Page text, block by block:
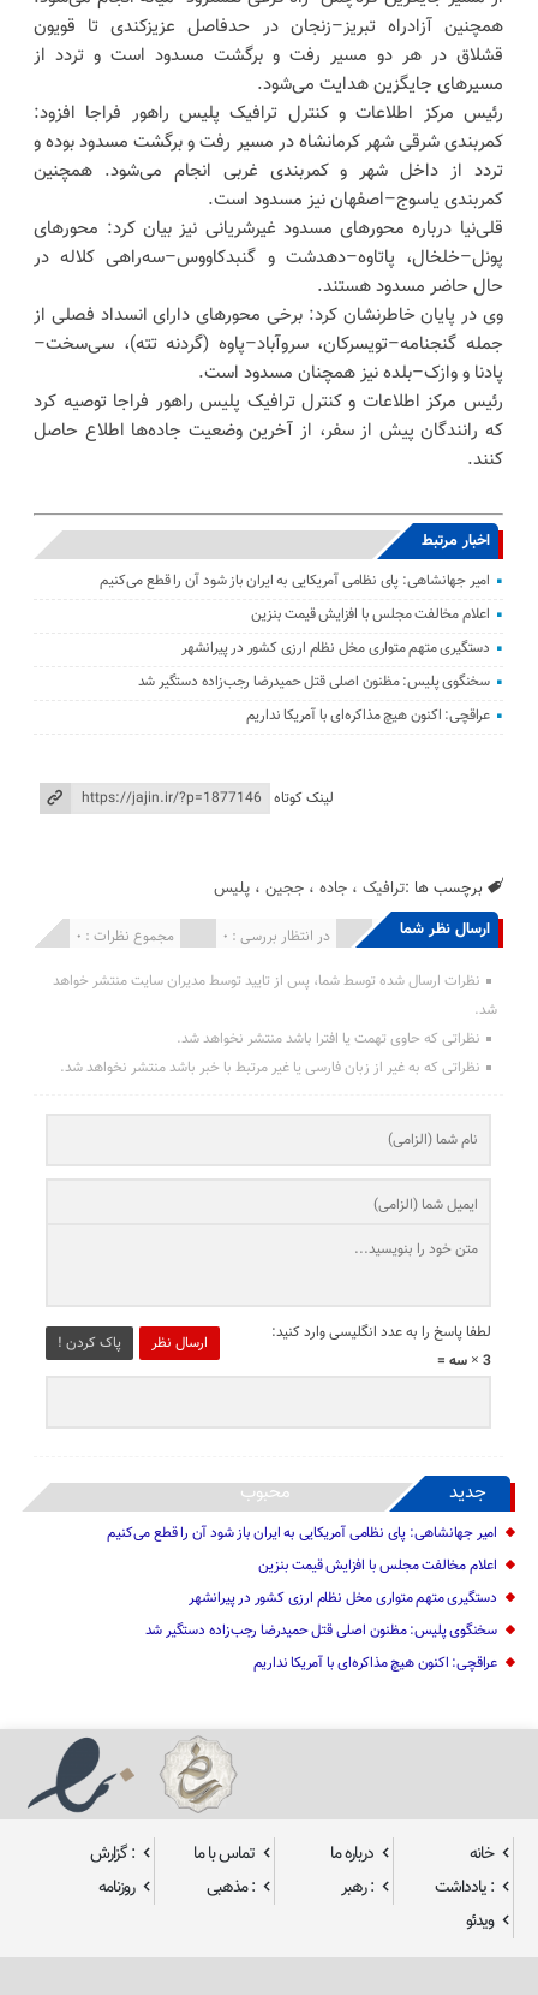
همچنین آزادراه تبریز–زنجان در حدفاصل عزیزکندی تا قویون
قشلاق در هر دو مسیر رفت و برگشت مسدود است و تردد از
مسیرهای جایگزین هدایت می‌شود.
رئیس مرکز اطلاعات و کنترل ترافیک پلیس راهور فراجا افزود:
کمربندی شرقی شهر کرمانشاه در مسیر رفت و برگشت مسدود بوده و
تردد از داخل شهر و کمربندی غربی انجام می‌شود. همچنین
کمربندی یاسوج–اصفهان نیز مسدود است.
قلی‌نیا درباره محورهای مسدود غیرشریانی نیز بیان کرد: محورهای
پونل–خلخال، پاتاوه–دهدشت و گنبدکاووس–سه‌راهی کلاله در
حال حاضر مسدود هستند.
وی در پایان خاطرنشان کرد: برخی محورهای دارای انسداد فصلی از
جمله گنجنامه–تویسرکان، سروآباد–پاوه (گردنه تته)، سی‌سخت–
پادنا و وازک–بلده نیز همچنان مسدود است.
رئیس مرکز اطلاعات و کنترل ترافیک پلیس راهور فراجا توصیه کرد
که رانندگان پیش از سفر، از آخرین وضعیت جاده‌ها اطلاع حاصل
کنند.
اخبار مرتبط
امیر جهانشاهی: پای نظامی آمریکایی به ایران باز شود آن را قطع می‌کنیم
اعلام مخالفت مجلس با افزایش قیمت بنزین
دستگیری متهم متواری مخل نظام ارزی کشور در پیرانشهر
سخنگوی پلیس: مظنون اصلی قتل حمیدرضا رجب‌زاده دستگیر شد
عراقچی: اکنون هیچ مذاکره‌ای با آمریکا نداریم
لینک کوتاه
برچسب ها :ترافیک ،جاده ،ججین ،پلیس
ارسال نظر شما مجموع نظرات : 0 در انتظار بررسی : 0 انتشار یافته : 0
نظرات ارسال شده توسط شما، پس از تایید توسط مدیران سایت منتشر خواهد
شد.
نظراتی که حاوی تهمت یا افترا باشد منتشر نخواهد شد.
نظراتی که به غیر از زبان فارسی یا غیر مرتبط با خبر باشد منتشر نخواهد شد.
ارسال نظر پاک کردن !
لطفا پاسخ را به عدد انگلیسی وارد کنید:
3 × سه =
جدید محبوب
امیر جهانشاهی: پای نظامی آمریکایی به ایران باز شود آن را قطع می‌کنیم
اعلام مخالفت مجلس با افزایش قیمت بنزین
دستگیری متهم متواری مخل نظام ارزی کشور در پیرانشهر
سخنگوی پلیس: مظنون اصلی قتل حمیدرضا رجب‌زاده دستگیر شد
عراقچی: اکنون هیچ مذاکره‌ای با آمریکا نداریم
خانه درباره ما تماس با ما
: گزارش
: یادداشت
: رهبر : مذهبی
روزنامه
ویدئو